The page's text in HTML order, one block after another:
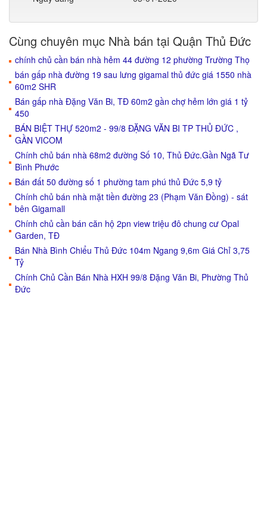
Cùng chuyên mục Nhà bán tại Quận Thủ Đức
chính chủ cần bán nhà hẻm 44 đường 12 phường Trường Thọ
bán gấp nhà đường 19 sau lưng gigamal thủ đức giá 1550 nhà
60m2 SHR
Bán gấp nhà Đặng Văn Bi, TĐ 60m2 gần chợ hẻm lớn giá 1 tỷ
450
BÁN BIỆT THỰ 520m2 - 99/8 ĐẶNG VĂN BI TP THỦ ĐỨC ,
GẦN VICOM
Chính chủ bán nhà 68m2 đường Số 10, Thủ Đức.Gần Ngã Tư
Bình Phước
Bán đất 50 đường số 1 phường tam phú thủ Đức 5,9 tỷ
Chính chủ bán nhà mặt tiền đường 23 (Phạm Văn Đồng) - sát
bên Gigamall
Chính chủ cần bán căn hộ 2pn view triệu đô chung cư Opal
Garden, TĐ
Bán Nhà Bình Chiểu Thủ Đức 104m Ngang 9,6m Giá Chỉ 3,75
Tỷ
Chính Chủ Cần Bán Nhà HXH 99/8 Đặng Văn Bi, Phường Thủ
Đức